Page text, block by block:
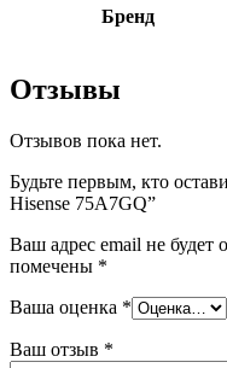
Бренд
Отзывы
Отзывов пока нет.
Будьте первым, кто
Hisense 75A7GQ”
Ваш адрес email не будет
помечены *
Ваша оценка *
Ваш отзыв *